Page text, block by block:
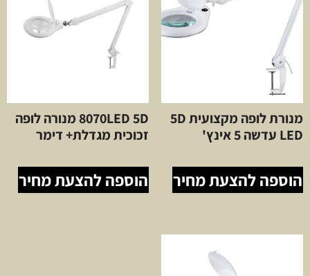
מנורת לופה מקצועית 5D
LED עדשה 5 אינץ'
הוספה להצעת מחיר
8070LED 5D מנורה לופה
זכוכית מגדלת+ דימר
הוספה להצעת מחיר